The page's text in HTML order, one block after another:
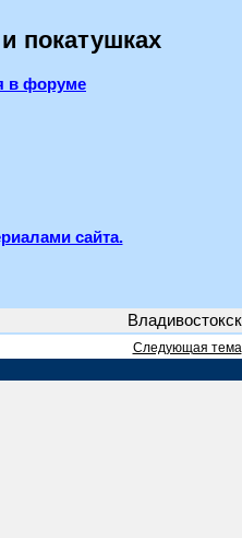
покатушках
в форуме
сайта.
Следующая тема